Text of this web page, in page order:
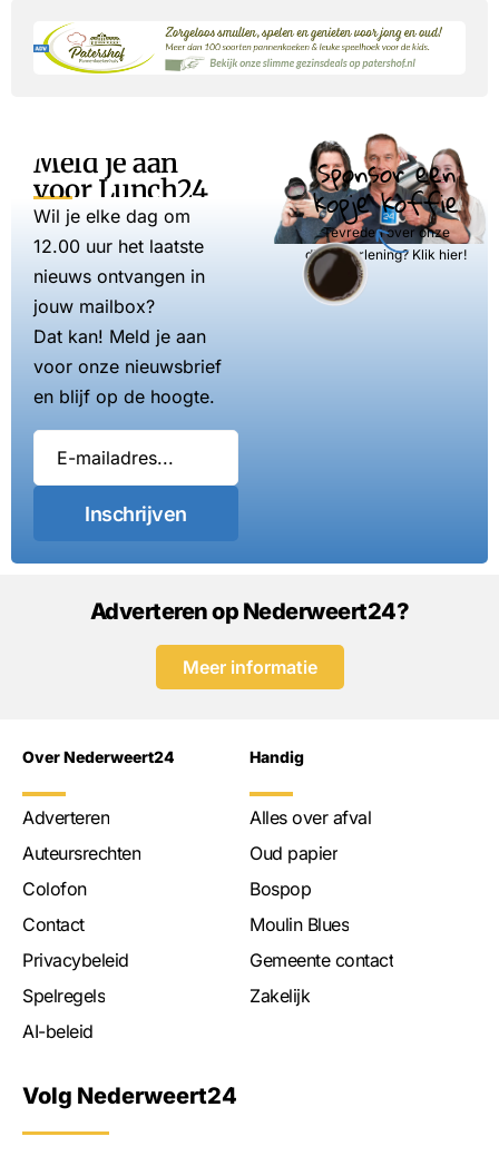
Meld je aan
voor Lunch24
Wil je elke dag om
12.00 uur het laatste
nieuws ontvangen in
jouw mailbox?
Dat kan! Meld je aan
voor onze nieuwsbrief
en blijf op de hoogte.
Inschrijven
Sponsor een
kopje koffie
Tevreden over onze
dienstverlening? Klik hier!
Adverteren op Nederweert24?
Meer informatie
Over Nederweert24
Adverteren
Auteursrechten
Colofon
Contact
Privacybeleid
Spelregels
AI-beleid
Handig
Alles over afval
Oud papier
Bospop
Moulin Blues
Gemeente contact
Zakelijk
Volg Nederweert24